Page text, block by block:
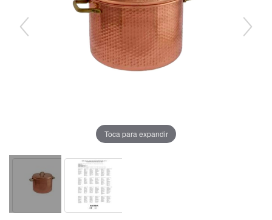
Toca para expandir